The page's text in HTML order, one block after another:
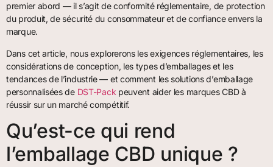
premier abord — il s’agit de conformité réglementaire, de protection
du produit, de sécurité du consommateur et de confiance envers la
marque.
Dans cet article, nous explorerons les exigences réglementaires, les
considérations de conception, les types d’emballages et les
tendances de l’industrie — et comment les solutions d’emballage
personnalisées de DST-Pack peuvent aider les marques CBD à
réussir sur un marché compétitif.
Qu’est-ce qui rend
l’emballage CBD unique ?